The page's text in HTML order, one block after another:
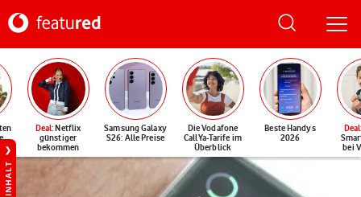
Deal: Netflix
günstiger
bekommen
Samsung Galaxy
S26: Alle Preise
Die Vodafone
CallYa-Tarife im
Überblick
Beste Handys
2026
Deal
bei
INHALT